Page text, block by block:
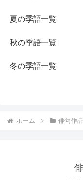
夏の季語一覧
秋の季語一覧
冬の季語一覧
ホーム 俳句作